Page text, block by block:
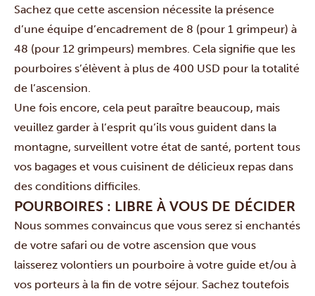
Sachez que cette ascension nécessite la présence
d’une équipe d’encadrement de 8 (pour 1 grimpeur) à
48 (pour 12 grimpeurs) membres. Cela signifie que les
pourboires s’élèvent à plus de 400 USD pour la totalité
de l’ascension.
Une fois encore, cela peut paraître beaucoup, mais
veuillez garder à l’esprit qu’ils vous guident dans la
montagne, surveillent votre état de santé, portent tous
vos bagages et vous cuisinent de délicieux repas dans
des conditions difficiles.
POURBOIRES : LIBRE À VOUS DE DÉCIDER
Nous sommes convaincus que vous serez si enchantés
de votre safari ou de votre ascension que vous
laisserez volontiers un pourboire à votre guide et/ou à
vos porteurs à la fin de votre séjour. Sachez toutefois